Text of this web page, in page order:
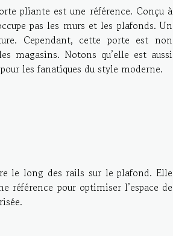
pliante est une référence. Conçu à
pas les murs et les plafonds. Un
Cependant, cette porte est non
magasins. Notons qu’elle est aussi
les fanatiques du style moderne.
le long des rails sur le plafond. Elle
référence pour optimiser l’espace de